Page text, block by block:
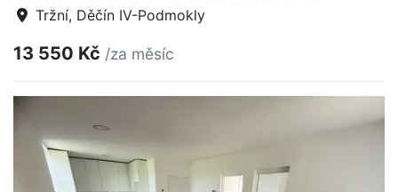
Tržní, Děčín IV-Podmokly
13 550 Kč /za měsíc